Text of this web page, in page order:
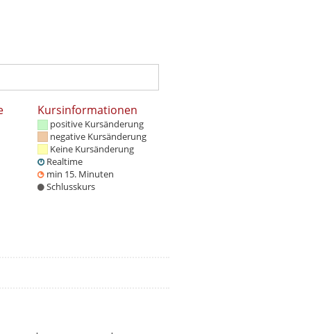
Kursinformationen
positive Kursänderung
negative Kursänderung
Keine Kursänderung
Realtime
min 15. Minuten
Schlusskurs